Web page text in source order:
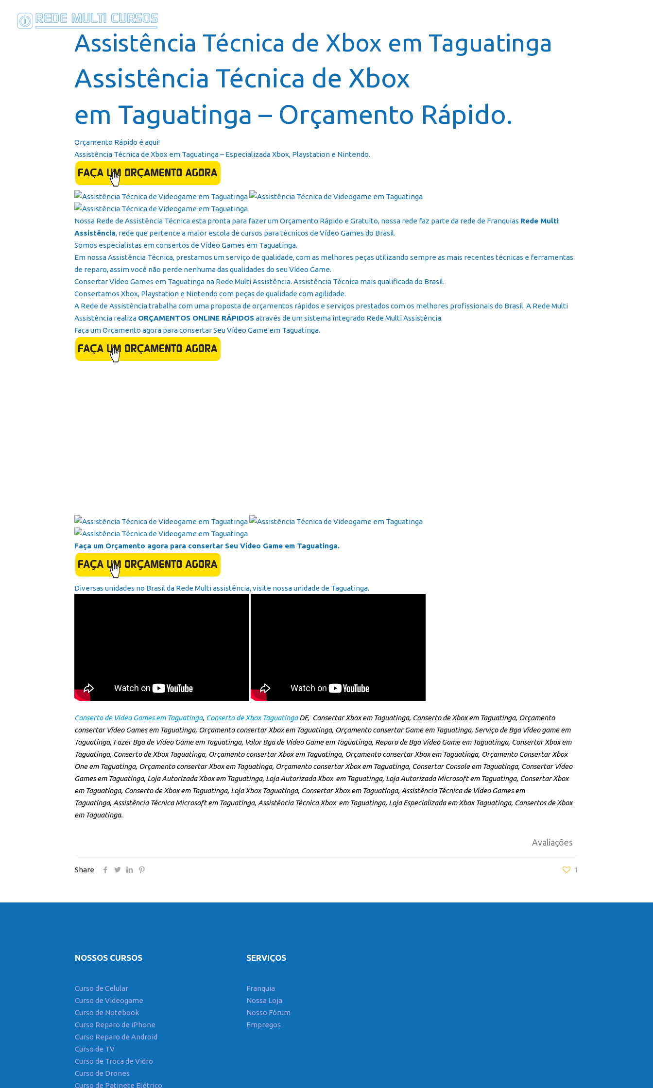
Assistência Técnica de Xbox em Taguatinga
Assistência Técnica de Xbox
em Taguatinga – Orçamento Rápido.
Orçamento Rápido é aqui!
Assistência Técnica de Xbox em Taguatinga – Especializada Xbox, Playstation e Nintendo.
Nossa Rede de Assistência Técnica esta pronta para fazer um Orçamento Rápido e Gratuito, nossa rede faz parte da rede de Franquias Rede Multi
Assistência, rede que pertence a maior escola de cursos para técnicos de Vídeo Games do Brasil.
Somos especialistas em consertos de Vídeo Games em Taguatinga.
Em nossa Assistência Técnica, prestamos um serviço de qualidade, com as melhores peças utilizando sempre as mais recentes técnicas e ferramentas
de reparo, assim você não perde nenhuma das qualidades do seu Vídeo Game.
Consertar Vídeo Games em Taguatinga na Rede Multi Assistência. Assistência Técnica mais qualificada do Brasil.
Consertamos Xbox, Playstation e Nintendo com peças de qualidade com agilidade.
A Rede de Assistência trabalha com uma proposta de orçamentos rápidos e serviços prestados com os melhores profissionais do Brasil. A Rede Multi
Assistência realiza ORÇAMENTOS ONLINE RÁPIDOSatravés de um sistema integrado Rede Multi Assistência.
Faça um Orçamento agora para consertar Seu Vídeo Game em Taguatinga.
Faça um Orçamento agora para consertar Seu Vídeo Game em Taguatinga.
Diversas unidades no Brasil da Rede Multi assistência, visite nossa unidade de Taguatinga.
Conserto de Video Games em Taguatinga, Conserto de Xbox TaguatingaDF, Consertar Xbox em Taguatinga, Conserto de Xbox em Taguatinga, Orçamento
consertar Vídeo Games em Taguatinga, Orçamento consertar Xbox em Taguatinga, Orçamento consertar Game em Taguatinga, Serviço de Bga Vídeo game em
Taguatinga, Fazer Bga de Vídeo Game em Taguatinga, Valor Bga de Vídeo Game em Taguatinga, Reparo de Bga Vídeo Game em Taguatinga, Consertar Xbox em
Taguatinga, Conserto de Xbox Taguatinga, Orçamento consertar Xbox em Taguatinga, Orçamento consertar Xbox em Taguatinga, Orçamento Consertar Xbox
One em Taguatinga, Orçamento consertar Xbox em Taguatinga, Orçamento consertar Xbox em Taguatinga, Consertar Console em Taguatinga, Consertar Vídeo
Games em Taguatinga, Loja Autorizada Xbox em Taguatinga, Loja Autorizada Xbox em Taguatinga, Loja Autorizada Microsoft em Taguatinga, Consertar Xbox
em Taguatinga, Conserto de Xbox em Taguatinga, Loja Xbox Taguatinga, Consertar Xbox em Taguatinga, Assistência Técnica de Vídeo Games em
Taguatinga, Assistência Técnica Microsoft em Taguatinga, Assistência Técnica Xbox em Taguatinga, Loja Especializada em Xbox Taguatinga, Consertos de Xbox
em Taguatinga.
Avaliações
Share 1
NOSSOS CURSOS
Curso de Celular
Curso de Videogame
Curso de Notebook
Curso Reparo de iPhone
Curso Reparo de Android
Curso de TV
Curso de Troca de Vidro
Curso de Drones
Curso de Patinete Elétrico
SERVIÇOS
Franquia
Nossa Loja
Nosso Fórum
Empregos